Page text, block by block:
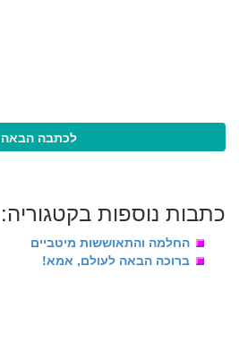
לכתבה הבאה
כתבות נוספות בקטגוריה:
החלמה והתאוששות מיטביים
ברוכה הבאה לעולם, אמא!